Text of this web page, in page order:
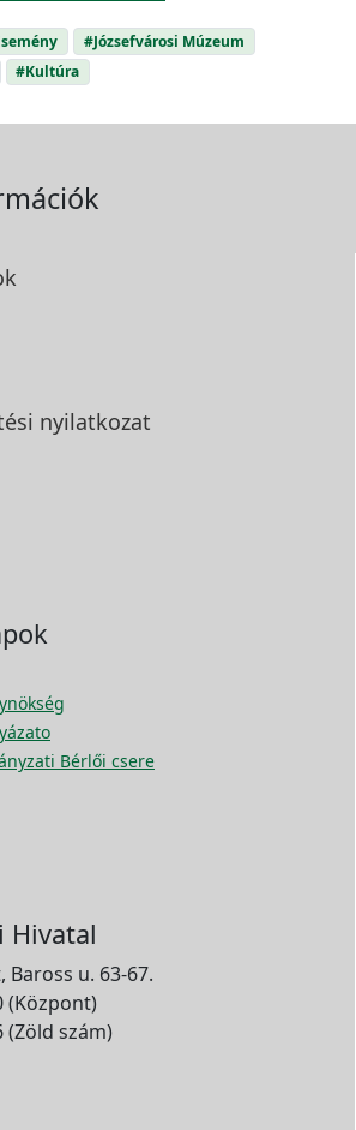
#Józsefvárosi Múzeum
#Kultúra
nyilatkozat
Bérlői csere
Hivatal
Baross u. 63-67.
(Központ)
(Zöld szám)